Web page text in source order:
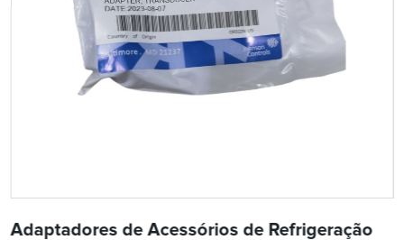
Adaptadores de Acessórios de Refrigeração